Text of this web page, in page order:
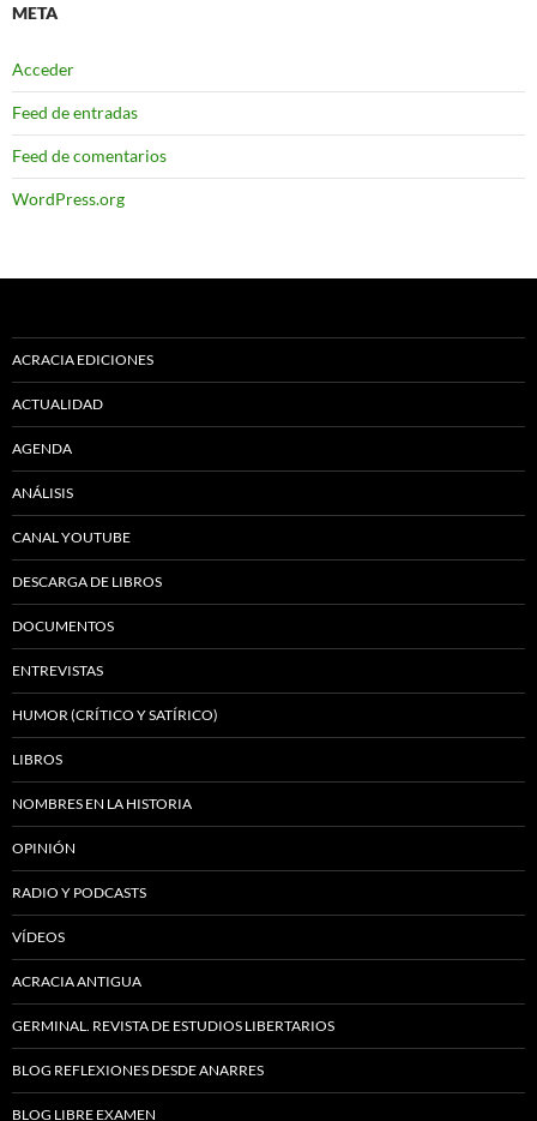
META
Acceder
Feed de entradas
Feed de comentarios
WordPress.org
ACRACIA EDICIONES
ACTUALIDAD
AGENDA
ANÁLISIS
CANAL YOUTUBE
DESCARGA DE LIBROS
DOCUMENTOS
ENTREVISTAS
HUMOR (CRÍTICO Y SATÍRICO)
LIBROS
NOMBRES EN LA HISTORIA
OPINIÓN
RADIO Y PODCASTS
VÍDEOS
ACRACIA ANTIGUA
GERMINAL. REVISTA DE ESTUDIOS LIBERTARIOS
BLOG REFLEXIONES DESDE ANARRES
BLOG LIBRE EXAMEN